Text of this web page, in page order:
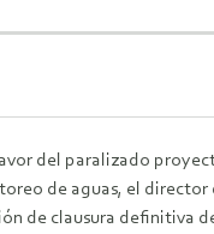
del paralizado
de aguas, el
de clausura definitiva